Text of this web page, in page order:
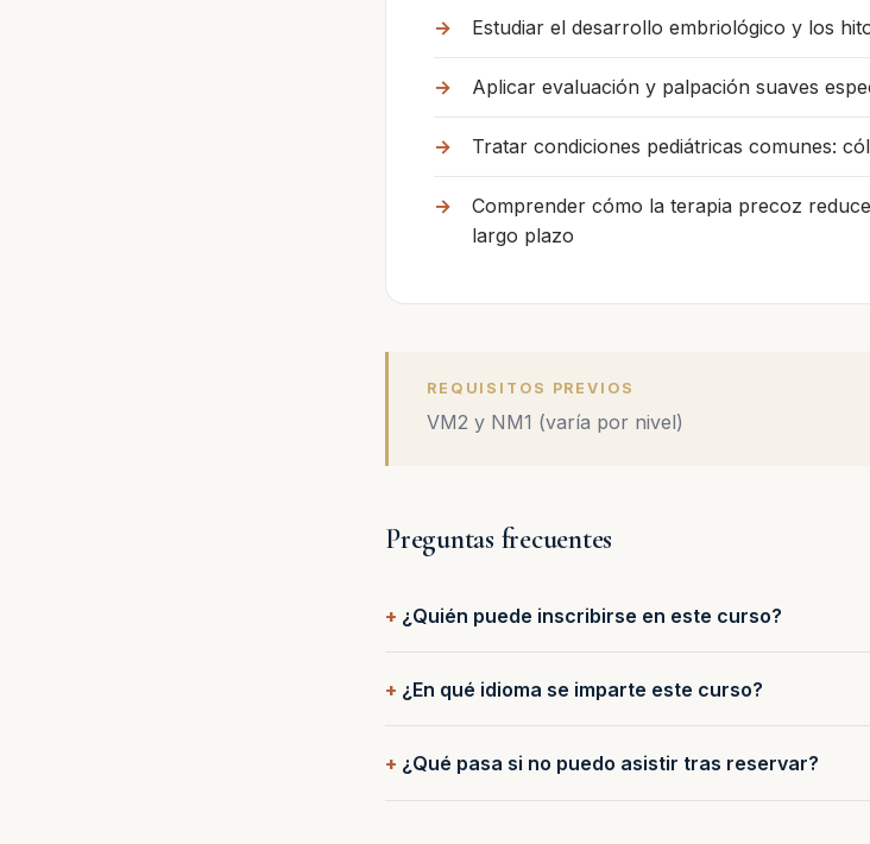
Estudiar el desarrollo embriológico y los
Aplicar evaluación y palpación suaves
Tratar condiciones pediátricas comunes:
Comprender cómo la terapia precoz
largo plazo
REQUISITOS PREVIOS
VM2 y NM1 (varía por nivel)
Preguntas frecuentes
¿Quién puede inscribirse en este curso?
¿En qué idioma se imparte este curso?
¿Qué pasa si no puedo asistir tras reservar?